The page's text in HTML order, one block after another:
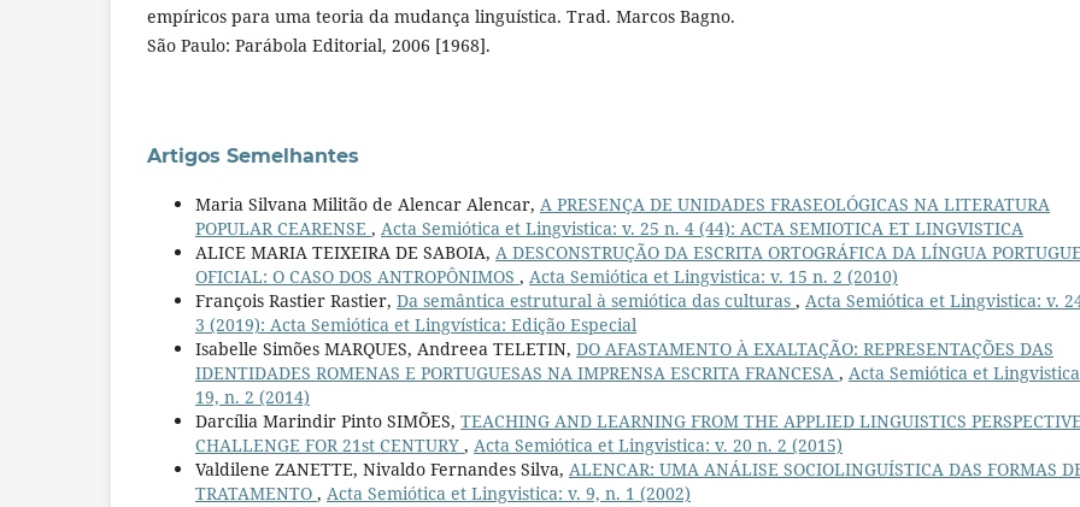
empíricos para uma teoria da mudança linguística. Trad. Marcos Bagno.
São Paulo: Parábola Editorial, 2006 [1968].
Artigos Semelhantes
Maria Silvana Militão de Alencar Alencar, A PRESENÇA DE UNIDADES FRASEOLÓGICAS NA LITERATURA
POPULAR CEARENSE , Acta Semiótica et Lingvistica: v. 25 n. 4 (44): ACTA SEMIOTICA ET LINGVISTICA
ALICE MARIA TEIXEIRA DE SABOIA, A DESCONSTRUÇÃO DA ESCRITA ORTOGRÁFICA DA LÍNGUA
OFICIAL: O CASO DOS ANTROPÔNIMOS , Acta Semiótica et Lingvistica: v. 15 n. 2 (2010)
François Rastier Rastier, Da semântica estrutural à semiótica das culturas , Acta Semiótica et Lingvistica: v.
3 (2019): Acta Semiótica et Lingvística: Edição Especial
Isabelle Simões MARQUES, Andreea TELETIN, DO AFASTAMENTO À EXALTAÇÃO: REPRESENTAÇÕES DAS
IDENTIDADES ROMENAS E PORTUGUESAS NA IMPRENSA ESCRITA FRANCESA , Acta Semiótica et
19, n. 2 (2014)
Darcília Marindir Pinto SIMÕES, TEACHING AND LEARNING FROM THE APPLIED LINGUISTICS
CHALLENGE FOR 21st CENTURY , Acta Semiótica et Lingvistica: v. 20 n. 2 (2015)
Valdilene ZANETTE, Nivaldo Fernandes Silva, ALENCAR: UMA ANÁLISE SOCIOLINGUÍSTICA DAS FORMAS
TRATAMENTO , Acta Semiótica et Lingvistica: v. 9, n. 1 (2002)